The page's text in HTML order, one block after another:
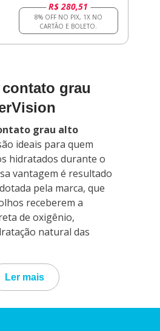
R$ 280,51
grau
grau alto
ideais para quem
hidratados durante o
vantagem é resultado
pela marca, que
receberem a
de oxigênio,
natural das
Ler mais